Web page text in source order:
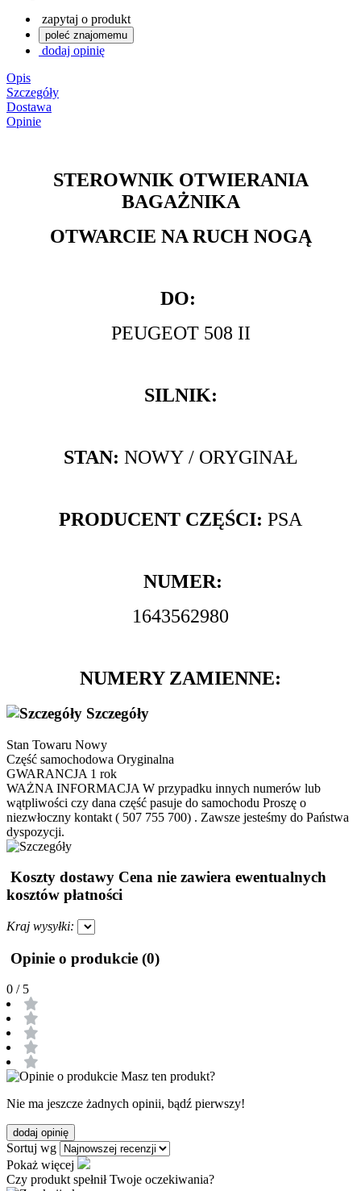
zapytaj o produkt
poleć znajomemu
dodaj opinię
Opis
Szczegóły
Dostawa
Opinie
STEROWNIK OTWIERANIA
BAGAŻNIKA
OTWARCIE NA RUCH NOGĄ
DO:
PEUGEOT 508 II
SILNIK:
STAN: NOWY / ORYGINAŁ
PRODUCENT CZĘŚCI: PSA
NUMER:
1643562980
NUMERY ZAMIENNE:
Szczegóły
Stan Towaru Nowy
Część samochodowa Oryginalna
GWARANCJA 1 rok
WAŻNA INFORMACJA W przypadku innych numerów lub
wątpliwości czy dana część pasuje do samochodu Proszę o
niezwłoczny kontakt ( 507 755 700) . Zawsze jesteśmy do Państwa
dyspozycji.
Koszty dostawy Cena nie zawiera ewentualnych
kosztów płatności
Kraj wysyłki:
Opinie o produkcie (0)
0 / 5
Masz ten produkt?
Nie ma jeszcze żadnych opinii, bądź pierwszy!
dodaj opinię
Sortuj wg
Pokaż więcej
Czy produkt spełnił Twoje oczekiwania?